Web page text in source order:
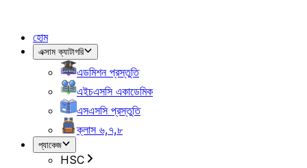
হোম
এক্সাম ক্যাটাগরি
এডমিশন প্রস্তুতি
এইচএসসি একাডেমিক
এসএসসি প্রস্তুতি
ক্লাস ৬,৭,৮
প্যাকেজ
HSC